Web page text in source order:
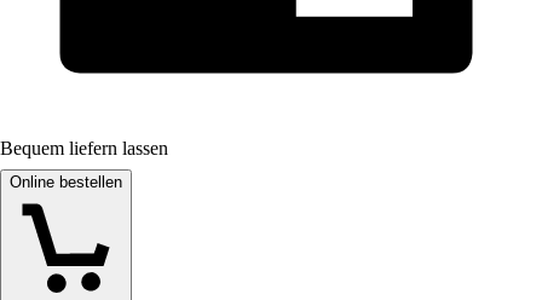
Bequem liefern lassen
Online bestellen